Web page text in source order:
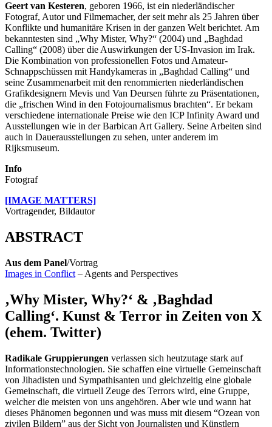
Geert van Kesteren, geboren 1966, ist ein niederländischer
Fotograf, Autor und Filmemacher, der seit mehr als 25 Jahren über
Konflikte und humanitäre Krisen in der ganzen Welt berichtet. Am
bekanntesten sind „Why Mister, Why?“ (2004) und „Baghdad
Calling“ (2008) über die Auswirkungen der US-Invasion im Irak.
Die Kombination von professionellen Fotos und Amateur-
Schnappschüssen mit Handykameras in „Baghdad Calling“ und
seine Zusammenarbeit mit den renommierten niederländischen
Grafikdesignern Mevis und Van Deursen führte zu Präsentationen,
die „frischen Wind in den Fotojournalismus brachten“. Er bekam
verschiedene internationale Preise wie den ICP Infinity Award und
Ausstellungen wie in der Barbican Art Gallery. Seine Arbeiten sind
auch in Dauerausstellungen zu sehen, unter anderem im
Rijksmuseum.
Info
Fotograf
[IMAGE MATTERS]
Vortragender, Bildautor
ABSTRACT
Aus dem Panel/Vortrag
Images in Conflict – Agents and Perspectives
‚Why Mister, Why?‘ & ‚Baghdad
Calling‘. Kunst & Terror in Zeiten von X
(ehem. Twitter)
Radikale Gruppierungen verlassen sich heutzutage stark auf
Informationstechnologien. Sie schaffen eine virtuelle Gemeinschaft
von Jihadisten und Sympathisanten und gleichzeitig eine globale
Gemeinschaft, die virtuell Zeuge des Terrors wird, eine Gruppe,
welcher die meisten von uns angehören. Aber wie und wann hat
dieses Phänomen begonnen und was muss mit diesem “Ozean von
zivilen Bildern” aus der Sicht von Journalisten und Künstlern